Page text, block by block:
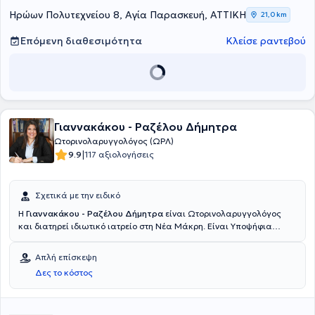
Ηρώων Πολυτεχνείου 8, Αγία Παρασκευή, ΑΤΤΙΚΗ 21,0 km
Επόμενη διαθεσιμότητα Κλείσε ραντεβού
Γιαννακάκου - Ραζέλου Δήμητρα
Ωτορινολαρυγγολόγος (ΩΡΛ)
9.9|117 αξιολογήσεις
Σχετικά με την ειδικό
Η Γιαννακάκου - Ραζέλου Δήμητρα είναι Ωτορινολαρυγγολόγος
και διατηρεί ιδιωτικό ιατρείο στη Νέα Μάκρη. Είναι Υποψήφια
και πτυχιούχος της Ιατρικής Σχολής του Πανεπιστημίου Ιωαννίνων.
Έχει ειδικευτεί στο Γενικό Νοσοκομείο Αθηνών "Γ. Γεννηματάς" και
μέχρι και σήμερα είναι Επιστημονικός συνεργάτης στο Ιασώ
Παίδων. Στο ιδιωτικό της ιατρείο προσφέρει πλήθος υπηρεσιών
Απλή επίσκεψη
Δες το κόστος